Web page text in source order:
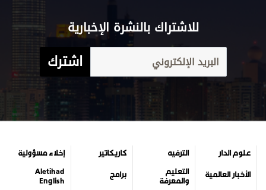
للاشتراك بالنشرة الإخبارية
اشترك
علوم الدار
الأخبار العالمية
الترفيه
التعليم
والمعرفة
كاريكاتير
برامج
إخلاء مسؤولية
Aletihad
English